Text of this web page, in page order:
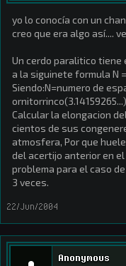
yo lo conocía con un
creo que era algo así....
Un cerdo paralitico
a la siguinete formula N
Siendo:N=numero de
Calcular la elongacion
cientos de sus
atmosfera, Por que
del acertijo anterior en
problema para el caso
3 veces.
22/Jun/2004
Anonymous